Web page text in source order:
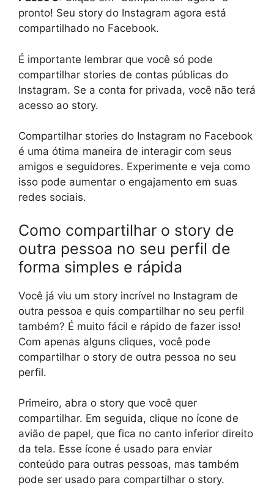
pronto! Seu story do Instagram agora está
compartilhado no Facebook.
É importante lembrar que você só pode
compartilhar stories de contas públicas do
Instagram. Se a conta for privada, você não terá
acesso ao story.
Compartilhar stories do Instagram no Facebook
é uma ótima maneira de interagir com seus
amigos e seguidores. Experimente e veja como
isso pode aumentar o engajamento em suas
redes sociais.
Como compartilhar o story de
outra pessoa no seu perfil de
forma simples e rápida
Você já viu um story incrível no Instagram de
outra pessoa e quis compartilhar no seu perfil
também? É muito fácil e rápido de fazer isso!
Com apenas alguns cliques, você pode
compartilhar o story de outra pessoa no seu
perfil.
Primeiro, abra o story que você quer
compartilhar. Em seguida, clique no ícone de
avião de papel, que fica no canto inferior direito
da tela. Esse ícone é usado para enviar
conteúdo para outras pessoas, mas também
pode ser usado para compartilhar o story.